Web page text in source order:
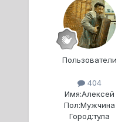
Пользователи
404
Имя:Алексей
Пол:Мужчина
Город:тула